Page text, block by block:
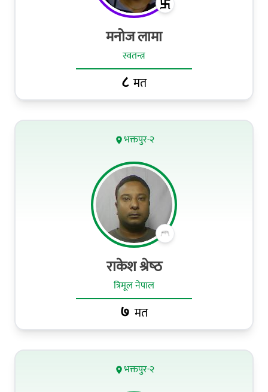
मनोज लामा
स्वतन्त्र
८ मत
भक्तपुर-२
राकेश श्रेष्‍ठ
त्रिमूल नेपाल
७ मत
भक्तपुर-२